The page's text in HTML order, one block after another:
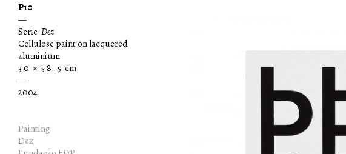
P10
—
Serie Dez
Cellulose paint on lacquered
aluminium
3 0 × 5 8 . 5 cm
—
2004
Painting
Dez